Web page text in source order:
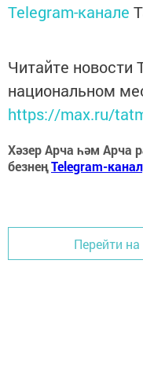
Telegram-канале
Читайте новости
национальном
https://max.ru/
Хәзер Арча һәм Арча
безнеңTelegram-
Перейти